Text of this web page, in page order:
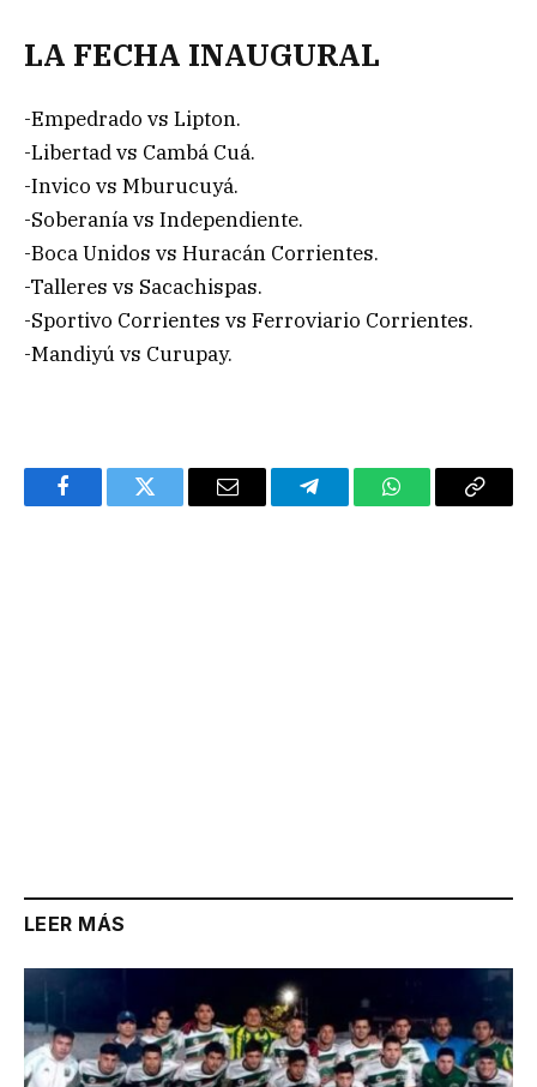
LA FECHA INAUGURAL
-Empedrado vs Lipton.
-Libertad vs Cambá Cuá.
-Invico vs Mburucuyá.
-Soberanía vs Independiente.
-Boca Unidos vs Huracán Corrientes.
-Talleres vs Sacachispas.
-Sportivo Corrientes vs Ferroviario Corrientes.
-Mandiyú vs Curupay.
FacebookTwitter Email TelegramWhatsAppCopy
LEER MÁS